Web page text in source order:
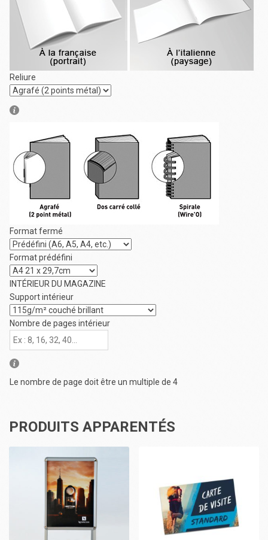
Reliure
Format fermé
Format prédéfini
INTÉRIEUR DU MAGAZINE
Support intérieur
Nombre de pages intérieur
Le nombre de page doit être un multiple de 4
PRODUITS APPARENTÉS